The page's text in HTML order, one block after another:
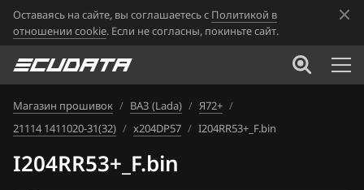
Оставаясь на сайте, вы соглашаетесь с Политикой в
отношении cookie. Если не согласны, покиньте сайт.
Магазин прошивок / ВАЗ (Lada) / Я72+ /
21114 1411020-31(32) / x204DP57 / I204RR53+_F.bin
I204RR53+_F.bin